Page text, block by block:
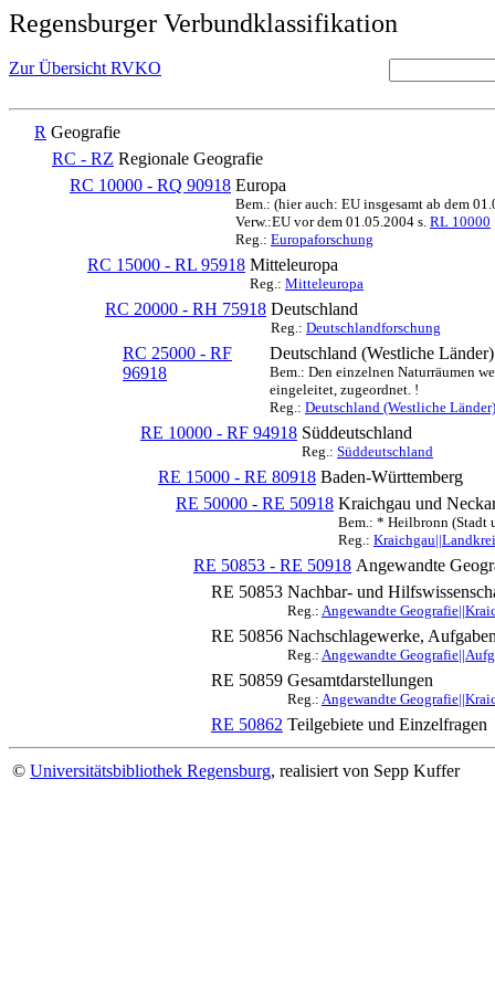
Regensburger Verbundklassifikation
Zur Übersicht RVKO
R Geografie
RC - RZ Regionale Geografie
RC 10000 - RQ 90918 Europa
Bem.: (hier auch: EU insgesamt ab dem
Verw.:EU vor dem 01.05.2004 s. RL 10000
Reg.: Europaforschung
RC 15000 - RL 95918 Mitteleuropa
Reg.: Mitteleuropa
RC 20000 - RH 75918 Deutschland
Reg.: Deutschlandforschung
RC 25000 - RF
96918
Deutschland (Westliche Länder)
Bem.: Den einzelnen Naturräumen
eingeleitet, zugeordnet. !
Reg.: Deutschland (Westliche Länder)
RE 10000 - RF 94918 Süddeutschland
Reg.: Süddeutschland
RE 15000 - RE 80918 Baden-Württemberg
RE 50000 - RE 50918 Kraichgau und
Bem.: * Heilbronn (Stadt
Reg.:
RE 50853 - RE 50918 Angewandte
RE 50853 Nachbar- und
Reg.: Angewandte
RE 50856 Nachschlagewerke,
Reg.: Angewandte
RE 50859 Gesamtdarstellungen
Reg.: Angewandte
RE 50862 Teilgebiete und Einzelfragen
© Universitätsbibliothek Regensburg, realisiert von Sepp Kuffer